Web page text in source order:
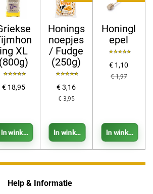
ing XL
(800g)
€ 18,95
In winkelwagen
Honings
noepjes
/ Fudge
(250g)
€ 3,16
€ 3,95
In winkelwagen
Honingl
epel
€ 1,10
€ 1,97
In
Help & Informatie